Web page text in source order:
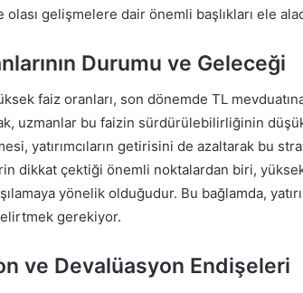
olası gelişmelere dair önemli başlıkları ele
Durumu ve Geleceği
faiz oranları, son dönemde TL
uzmanlar bu faizin sürdürülebilirliğinin
yatırımcıların getirisini de azaltarak bu
dikkat çektiği önemli noktalardan biri,
yönelik olduğudur. Bu bağlamda,
gerekiyor.
ve Devalüasyon Endişeleri